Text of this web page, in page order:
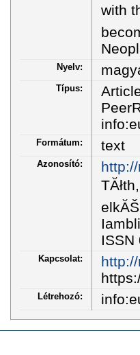
with
Nyelv:
Típus:
Formátum: text
Azonosító:
ISSN
Kapcsolat:
Létrehozó: